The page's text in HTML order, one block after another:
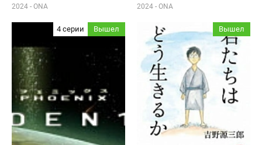
2024 - ONA 2024 - ONA
4 серии Вышел Вышел